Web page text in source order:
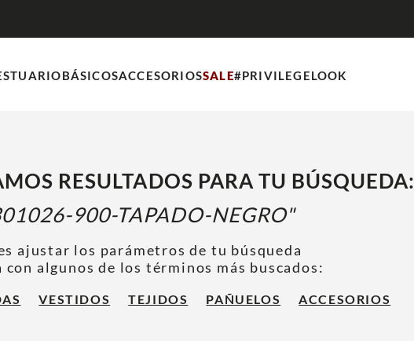
BÁSICOSACCESORIOSSALE#PRIVILEGELOOK
RESULTADOS PARA TU BÚSQUEDA:
900-TAPADO-NEGRO
ajustar los parámetros de tu búsqueda
con algunos de los términos más buscados:
VESTIDOS TEJIDOS PAÑUELOS ACCESORIOS